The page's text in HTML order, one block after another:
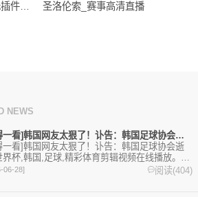
件直
圣洛伦索_赛事高清直播
NEWS
[值得一看]韩国网友太狠了！讣告：韩国足球协会逝世
一看]韩国网友太狠了！讣告：韩国足球协会逝
界杯,韩国,足球,精彩体育剪辑视频在线播放。本
最全的篮球视频足球视频,集锦,录像。
06-28] 阅读(404)